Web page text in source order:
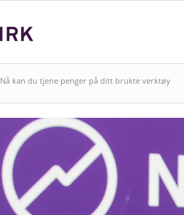
Nå kan du tjene penger på ditt brukte verktøy